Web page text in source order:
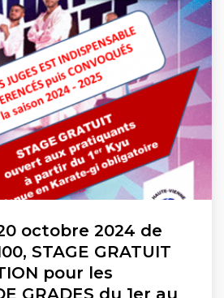
octobre 2024 de
STAGE GRATUIT
pour les
GRADES du 1er au